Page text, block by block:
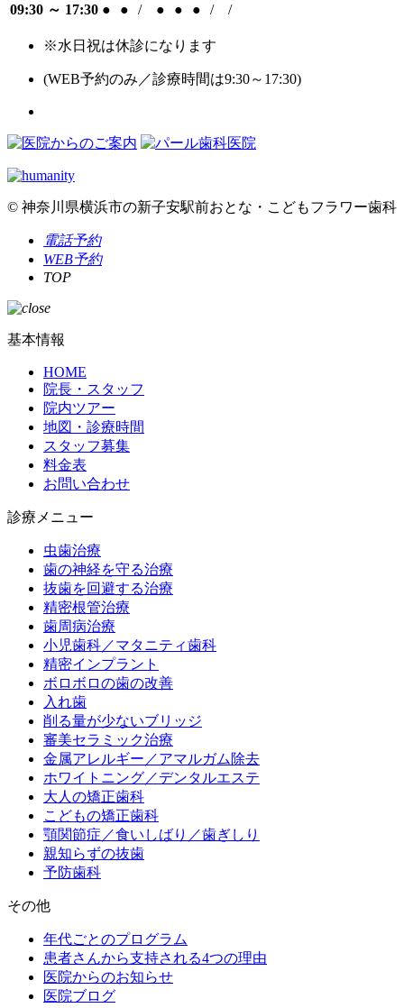
09:30 ～ 17:30 ● ● / ● ● ● / /
※水日祝は休診になります
(WEB予約のみ／診療時間は9:30～17:30)
© 神奈川県横浜市の新子安駅前おとな・こどもフラワー歯科
電話予約
WEB予約
TOP
基本情報
HOME
院長・スタッフ
院内ツアー
地図・診療時間
スタッフ募集
料金表
お問い合わせ
診療メニュー
虫歯治療
歯の神経を守る治療
抜歯を回避する治療
精密根管治療
歯周病治療
小児歯科／マタニティ歯科
精密インプラント
ボロボロの歯の改善
入れ歯
削る量が少ないブリッジ
審美セラミック治療
金属アレルギー／アマルガム除去
ホワイトニング／デンタルエステ
大人の矯正歯科
こどもの矯正歯科
顎関節症／食いしばり／歯ぎしり
親知らずの抜歯
予防歯科
その他
年代ごとのプログラム
患者さんから支持される4つの理由
医院からのお知らせ
医院ブログ